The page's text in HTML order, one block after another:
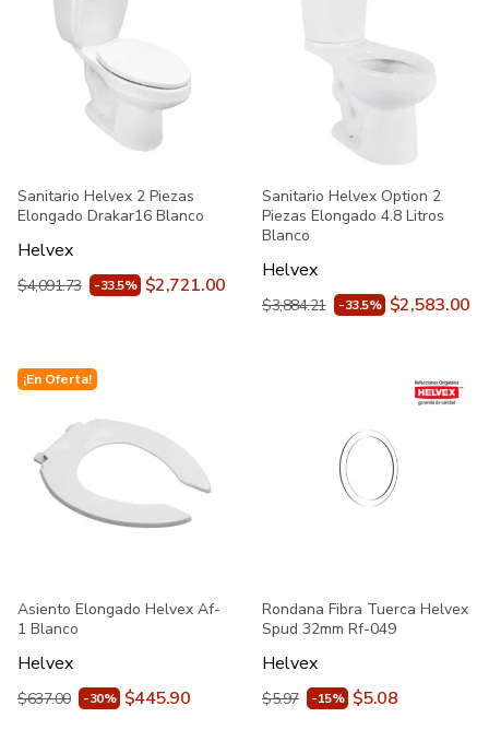
Sanitario Helvex 2 Piezas
Elongado Drakar16 Blanco
Helvex
$4,091.73 -33.5% $2,721.00
Sanitario Helvex Option 2
Piezas Elongado 4.8 Litros
Blanco
Helvex
$3,884.21 -33.5% $2,583.00
¡En Oferta!
Asiento Elongado Helvex Af-
1 Blanco
Helvex
$637.00 -30% $445.90
Rondana Fibra Tuerca Helvex
Spud 32mm Rf-049
Helvex
$5.97 -15% $5.08